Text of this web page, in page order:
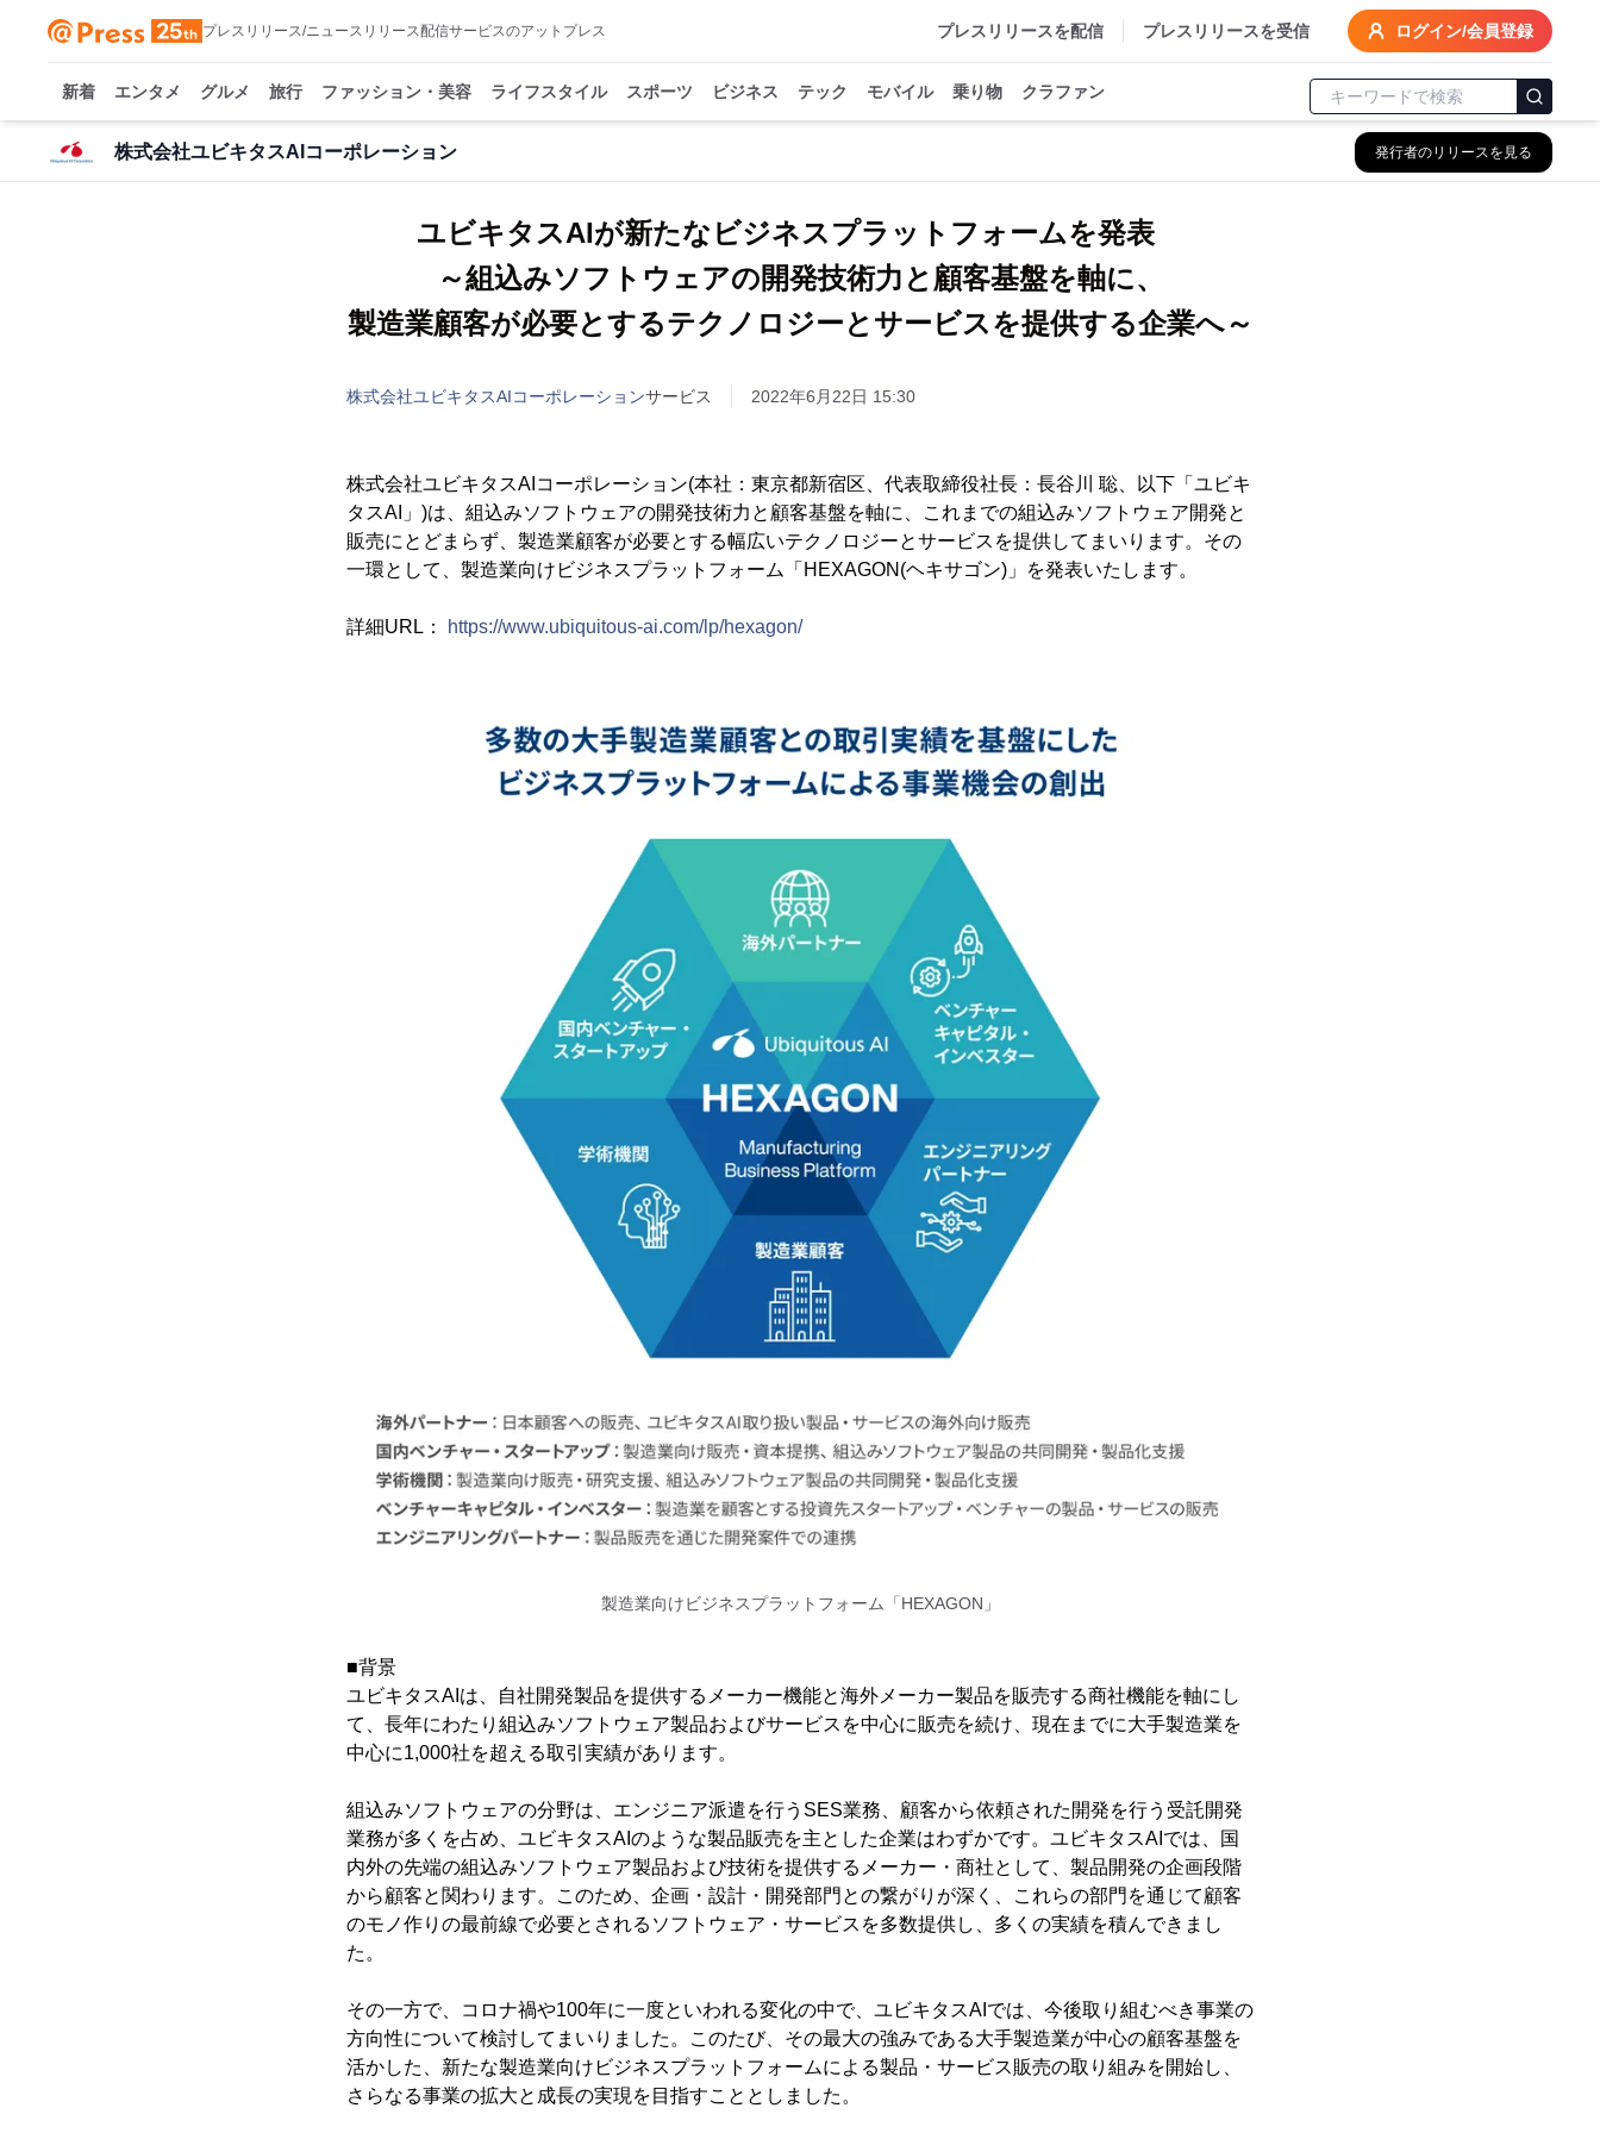
プレスリリース/ニュースリリース配信サービスのアットプレス プレスリリースを配信 プレスリリースを受信 ログイン/会員登録
新着 エンタメ グルメ 旅行 ファッション・美容 ライフスタイル スポーツ ビジネス テック モバイル 乗り物 クラファン
株式会社ユビキタスAIコーポレーション 発行者のリリースを見る
ユビキタスAIが新たなビジネスプラットフォームを発表
～組込みソフトウェアの開発技術力と顧客基盤を軸に、
製造業顧客が必要とするテクノロジーとサービスを提供する企業へ～
株式会社ユビキタスAIコーポレーションサービス 2022年6月22日 15:30
株式会社ユビキタスAIコーポレーション(本社：東京都新宿区、代表取締役社長：長谷川 聡、以下「ユビキ
タスAI」)は、組込みソフトウェアの開発技術力と顧客基盤を軸に、これまでの組込みソフトウェア開発と
販売にとどまらず、製造業顧客が必要とする幅広いテクノロジーとサービスを提供してまいります。その
一環として、製造業向けビジネスプラットフォーム「HEXAGON(ヘキサゴン)」を発表いたします。
詳細URL： https://www.ubiquitous-ai.com/lp/hexagon/
製造業向けビジネスプラットフォーム「HEXAGON」
■背景
ユビキタスAIは、自社開発製品を提供するメーカー機能と海外メーカー製品を販売する商社機能を軸にし
て、長年にわたり組込みソフトウェア製品およびサービスを中心に販売を続け、現在までに大手製造業を
中心に1,000社を超える取引実績があります。
組込みソフトウェアの分野は、エンジニア派遣を行うSES業務、顧客から依頼された開発を行う受託開発
業務が多くを占め、ユビキタスAIのような製品販売を主とした企業はわずかです。ユビキタスAIでは、国
内外の先端の組込みソフトウェア製品および技術を提供するメーカー・商社として、製品開発の企画段階
から顧客と関わります。このため、企画・設計・開発部門との繋がりが深く、これらの部門を通じて顧客
のモノ作りの最前線で必要とされるソフトウェア・サービスを多数提供し、多くの実績を積んできまし
た。
その一方で、コロナ禍や100年に一度といわれる変化の中で、ユビキタスAIでは、今後取り組むべき事業の
方向性について検討してまいりました。このたび、その最大の強みである大手製造業が中心の顧客基盤を
活かした、新たな製造業向けビジネスプラットフォームによる製品・サービス販売の取り組みを開始し、
さらなる事業の拡大と成長の実現を目指すこととしました。